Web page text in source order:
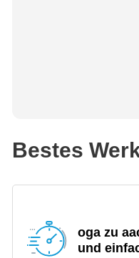
Bestes
oga zu
und